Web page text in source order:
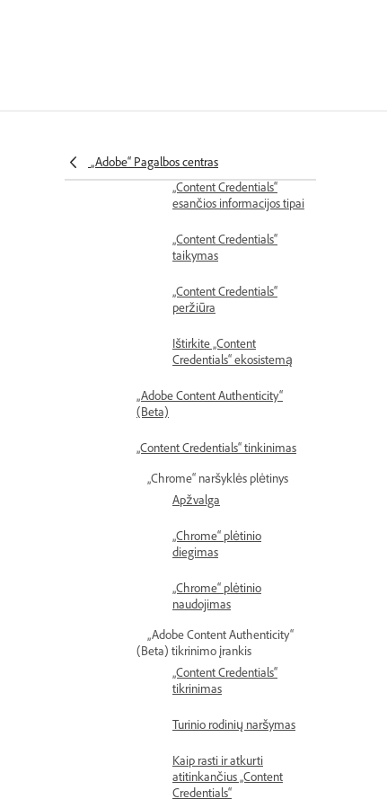
„Adobe“ Pagalbos centras
Content Credentials
„Content Credentials“
esančios informacijos tipai
„Content Credentials“
taikymas
„Content Credentials“
peržiūra
Ištirkite „Content
Credentials“ ekosistemą
„Adobe Content Authenticity“
(Beta)
„Content Credentials“ tinkinimas
„Chrome“ naršyklės plėtinys
Apžvalga
„Chrome“ plėtinio
diegimas
„Chrome“ plėtinio
naudojimas
„Adobe Content Authenticity“
(Beta) tikrinimo įrankis
„Content Credentials“
tikrinimas
Turinio rodinių naršymas
Kaip rasti ir atkurti
atitinkančius „Content
Credentials“